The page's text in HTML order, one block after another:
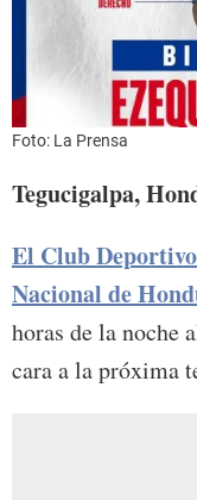
Foto: La Prensa
Tegucigalpa,
El Club
Nacional de
horas de la noche
cara a la próxima